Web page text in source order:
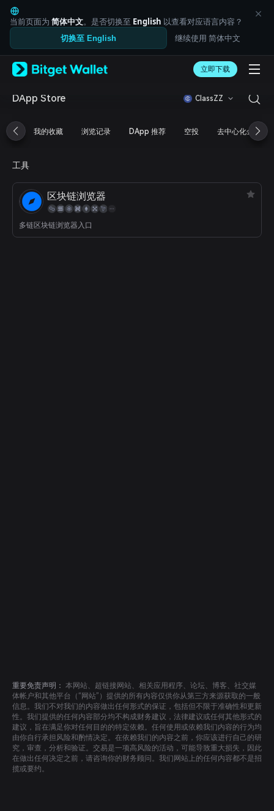
English
日本語
Tiếng Việt
Русский
Español (Latinoamérica)
Türkçe
Français
简体中文
繁體中文
Bahasa Indonesia
ภาษาไทย
العربية
Español
Português (Brasil)
当前页面为 简体中文。是否切换至 English 以查看对应语言内容？
切换至 English 继续使用 简体中文
立即下载
DApp Store ClassZZ
我的收藏 浏览记录 DApp 推荐 空投 去中心化金融
工具
区块链浏览器
多链区块链浏览器入口
重要免责声明： 本网站、超链接网站、相关应用程序、论坛、博客、社交媒
体帐户和其他平台（“网站”）提供的所有内容仅供你从第三方来源获取的一般
信息。我们不对我们的内容做出任何形式的保证，包括但不限于准确性和更新
性。我们提供的任何内容部分均不构成财务建议，法律建议或任何其他形式的
建议，旨在满足你对任何目的的特定依赖。任何使用或依赖我们内容的行为均
由你自行承担风险和酌情决定。在依赖我们的内容之前，你应该进行自己的研
究，审查，分析和验证。交易是一项高风险的活动，可能导致重大损失，因此
在做出任何决定之前，请咨询你的财务顾问。我们网站上的任何内容都不是招
揽或要约。